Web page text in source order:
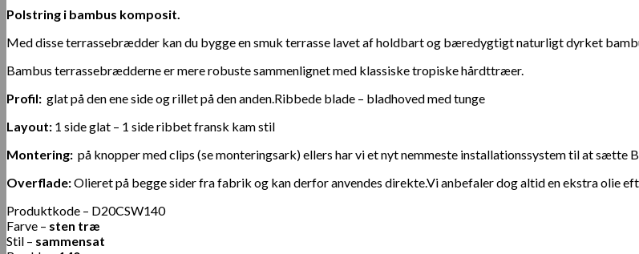
Polstring i bambus komposit.
Med disse terrassebrædder kan du bygge en smuk terrasse lavet af holdbart og bæredygtigt naturligt dyrket
Bambus terrassebrædderne er mere robuste sammenlignet med klassiske tropiske hårdttræer.
Profil: glat på den ene side og rillet på den anden.Ribbede blade – bladhoved med tunge
Layout: 1 side glat – 1 side ribbet fransk kam stil
Montering: på knopper med clips (se monteringsark) ellers har vi et nyt nemmeste installationssystem til at
Overflade:Olieret på begge sider fra fabrik og kan derfor anvendes direkte.Vi anbefaler dog altid en ekstra olie
Produktkode – D20CSW140
Farve – sten træ
Stil – sammensat